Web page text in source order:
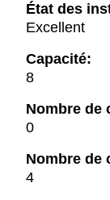
État des
Excellent
Capacité:
8
Nombre de
0
Nombre de
4